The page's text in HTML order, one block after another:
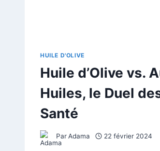
HUILE D'OLIVE
Huile d’Olive vs.
Huiles, le Duel
Santé
ParAdama 22 février 2024